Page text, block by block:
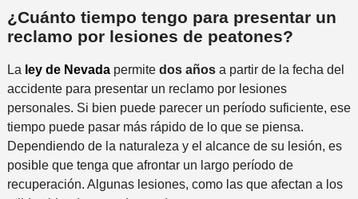
¿Cuánto tiempo tengo para presentar un
reclamo por lesiones de peatones?
La ley de Nevadapermite dos añosa partir de la fecha del
accidente para presentar un reclamo por lesiones
personales. Si bien puede parecer un período suficiente, ese
tiempo puede pasar más rápido de lo que se piensa.
Dependiendo de la naturaleza y el alcance de su lesión, es
posible que tenga que afrontar un largo período de
recuperación. Algunas lesiones, como las que afectan a los